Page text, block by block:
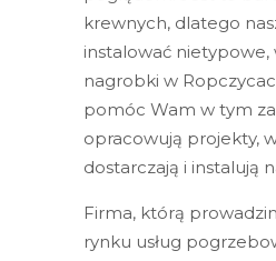
krewnych, dlatego
instalować
nagrobki w
pomóc Wam w tym
opracowują projekty,
dostarczają i instalują
Firma, którą
rynku usług